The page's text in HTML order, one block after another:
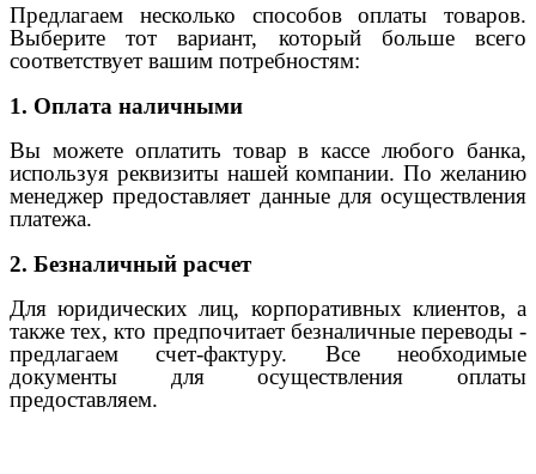
Предлагаем несколько способов оплаты товаров.
Выберите тот вариант, который больше всего
соответствует вашим потребностям:
1. Оплата наличными
Вы можете оплатить товар в кассе любого банка,
используя реквизиты нашей компании. По желанию
менеджер предоставляет данные для осуществления
платежа.
2. Безналичный расчет
Для юридических лиц, корпоративных клиентов, а
также тех, кто предпочитает безналичные переводы -
предлагаем счет-фактуру. Все необходимые
документы для осуществления оплаты
предоставляем.